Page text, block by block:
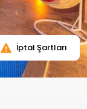
İptal Şartları